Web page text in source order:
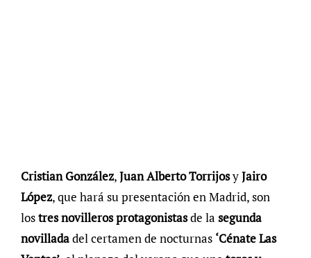
Cristian González,Juan Alberto TorrijosyJairo
López, que hará su presentación en Madrid, son
lostres novilleros protagonistasde la segunda
novilladadel certamen de nocturnas ‘Cénate Las